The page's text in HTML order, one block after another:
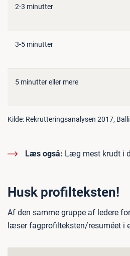
2-3 minutter
3-5 minutter
5 minutter eller mere
Kilde: Rekrutteringsanalysen 2017,
Læs også: Læg mest krudt i
Husk profilteksten!
Af den samme gruppe af ledere
læser fagprofilteksten/resuméet i